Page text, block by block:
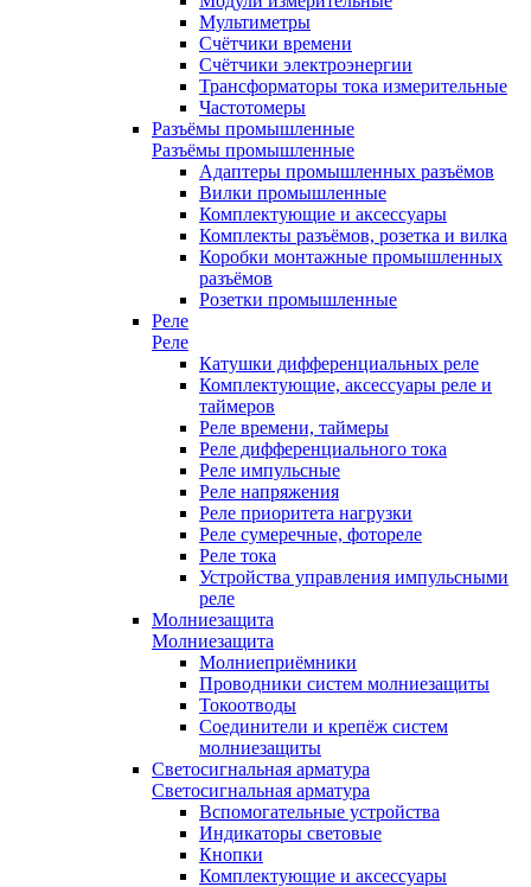
Мультиметры
Счётчики времени
Счётчики электроэнергии
Трансформаторы тока измерительные
Частотомеры
Разъёмы промышленные
Разъёмы промышленные
Адаптеры промышленных разъёмов
Вилки промышленные
Комплектующие и аксессуары
Комплекты разъёмов, розетка и вилка
Коробки монтажные промышленных
разъёмов
Розетки промышленные
Реле
Реле
Катушки дифференциальных реле
Комплектующие, аксессуары реле и
таймеров
Реле времени, таймеры
Реле дифференциального тока
Реле импульсные
Реле напряжения
Реле приоритета нагрузки
Реле сумеречные, фотореле
Реле тока
Устройства управления импульсными
реле
Молниезащита
Молниезащита
Молниеприёмники
Проводники систем молниезащиты
Токоотводы
Соединители и крепёж систем
молниезащиты
Светосигнальная арматура
Светосигнальная арматура
Вспомогательные устройства
Индикаторы световые
Кнопки
Комплектующие и аксессуары